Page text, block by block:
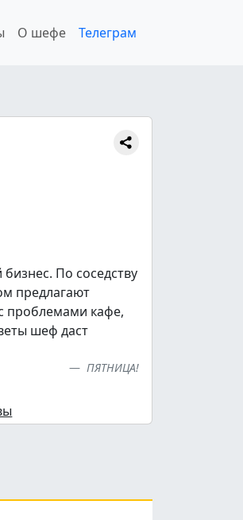
О шефе Телеграм
По соседству
предлагают
проблемами кафе,
шеф даст
ПЯТНИЦА!